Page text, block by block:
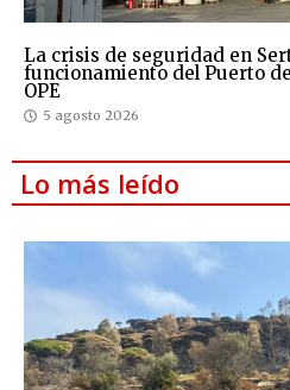
La crisis de seguridad en
funcionamiento del Puerto
OPE
5 agosto 2026
Lo más leído